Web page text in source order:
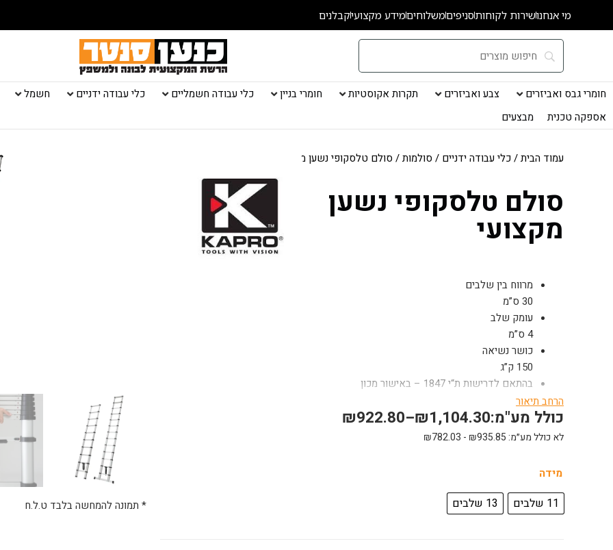
מי אנחנושירות לקוחותסניפיםמשלוחיםמידע מקצועיקבלנים
חומרי גבס ואביזרים צבע ואביזרים תקרות אקוסטיות חומרי בניין כלי עבודה חשמליים כלי עבודה ידניים חשמל
אספקה טכנית
מבצעים
עמוד הבית/כלי עבודה ידניים / סולמות/ סולם טלסקופי נשען מקצועי
סולם טלסקופי נשען
מקצועי
מרווח בין שלבים
30 ס”מ
עומק שלב
4 ס”מ
כושר נשיאה
150 ק”ג
בהתאם לדרישות ת“י 1847 – באישור מכון
התקנים
בהתאם לדרישות התקן האירופאי – 131-6 EN
שלבים מחורצים לבטיחות מרבית ומניעת החלקה
13 שלבים 3.8 מטר
הרחב תיאור
₪922.80–₪1,104.30כולל מע"מ:
לא כולל מע״מ: ₪935.85
-
₪782.03
מידה
11 שלבים 13 שלבים
כמות
סולם
טלסקופי
* תמונה להמחשה בלבד ט.ל.ח